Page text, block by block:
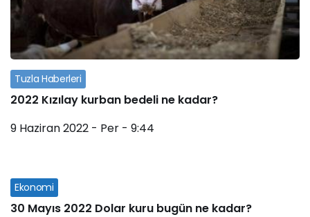
Tuzla Haberleri
2022 Kızılay kurban bedeli ne kadar?
9 Haziran 2022 - Per - 9:44
Ekonomi
30 Mayıs 2022 Dolar kuru bugün ne kadar?